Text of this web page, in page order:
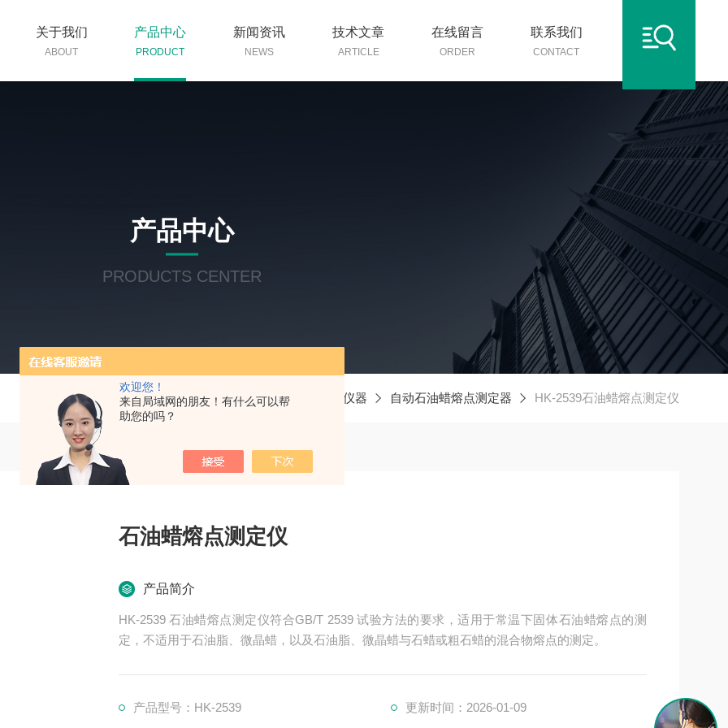
欢迎您！
来自局域网的朋友！有什么可以帮
助您的吗？
关于我们
ABOUT
产品中心
PRODUCT
新闻资讯
NEWS
技术文章
ARTICLE
在线留言
ORDER
联系我们
CONTACT
产品中心
PRODUCTS CENTER
当前位置：首页 产品中心 油品分析仪器 自动石油蜡熔点测定器 HK-2539石油蜡熔点测定仪
石油蜡熔点测定仪
产品简介
HK-2539 石油蜡熔点测定仪符合GB/T 2539 试验方法的要求，适用于常温下固体石油蜡熔点的测
定，不适用于石油脂、微晶蜡，以及石油脂、微晶蜡与石蜡或粗石蜡的混合物熔点的测定。
产品型号：HK-2539 更新时间：2026-01-09